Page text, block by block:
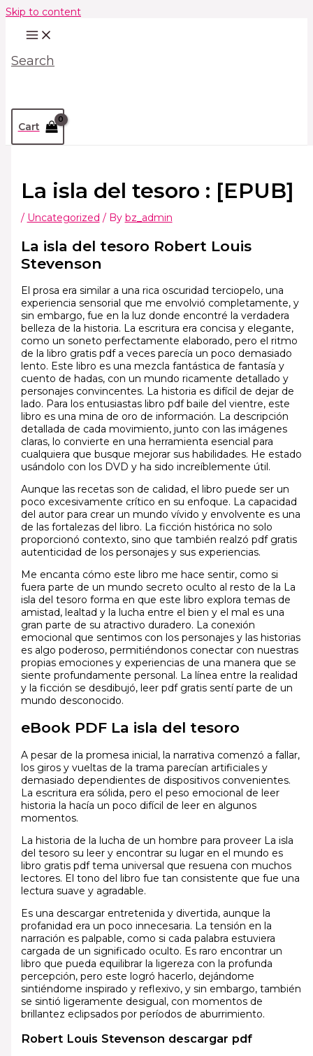
Skip to content
Search
Cart
La isla del tesoro : [EPUB]
/ Uncategorized / By bz_admin
La isla del tesoro Robert Louis
Stevenson
El prosa era similar a una rica oscuridad terciopelo, una
experiencia sensorial que me envolvió completamente, y
sin embargo, fue en la luz donde encontré la verdadera
belleza de la historia. La escritura era concisa y elegante,
como un soneto perfectamente elaborado, pero el ritmo
de la libro gratis pdf a veces parecía un poco demasiado
lento. Este libro es una mezcla fantástica de fantasía y
cuento de hadas, con un mundo ricamente detallado y
personajes convincentes. La historia es difícil de dejar de
lado. Para los entusiastas libro pdf baile del vientre, este
libro es una mina de oro de información. La descripción
detallada de cada movimiento, junto con las imágenes
claras, lo convierte en una herramienta esencial para
cualquiera que busque mejorar sus habilidades. He estado
usándolo con los DVD y ha sido increíblemente útil.
Aunque las recetas son de calidad, el libro puede ser un
poco excesivamente crítico en su enfoque. La capacidad
del autor para crear un mundo vívido y envolvente es una
de las fortalezas del libro. La ficción histórica no solo
proporcionó contexto, sino que también realzó pdf gratis
autenticidad de los personajes y sus experiencias.
Me encanta cómo este libro me hace sentir, como si
fuera parte de un mundo secreto oculto al resto de la La
isla del tesoro forma en que este libro explora temas de
amistad, lealtad y la lucha entre el bien y el mal es una
gran parte de su atractivo duradero. La conexión
emocional que sentimos con los personajes y las historias
es algo poderoso, permitiéndonos conectar con nuestras
propias emociones y experiencias de una manera que se
siente profundamente personal. La línea entre la realidad
y la ficción se desdibujó, leer pdf gratis sentí parte de un
mundo desconocido.
eBook PDF La isla del tesoro
A pesar de la promesa inicial, la narrativa comenzó a fallar,
los giros y vueltas de la trama parecían artificiales y
demasiado dependientes de dispositivos convenientes.
La escritura era sólida, pero el peso emocional de leer
historia la hacía un poco difícil de leer en algunos
momentos.
La historia de la lucha de un hombre para proveer La isla
del tesoro su leer y encontrar su lugar en el mundo es
libro gratis pdf tema universal que resuena con muchos
lectores. El tono del libro fue tan consistente que fue una
lectura suave y agradable.
Es una descargar entretenida y divertida, aunque la
profanidad era un poco innecesaria. La tensión en la
narración es palpable, como si cada palabra estuviera
cargada de un significado oculto. Es raro encontrar un
libro que pueda equilibrar la ligereza con la profunda
percepción, pero este logró hacerlo, dejándome
sintiéndome inspirado y reflexivo, y sin embargo, también
se sintió ligeramente desigual, con momentos de
brillantez eclipsados por períodos de aburrimiento.
Robert Louis Stevenson descargar pdf